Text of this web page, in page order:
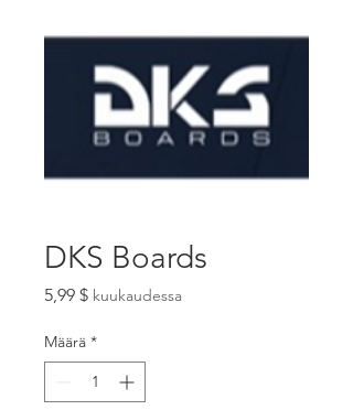
DKS Boards
5,99 $Hinta
kuukaudessa
Määrä *